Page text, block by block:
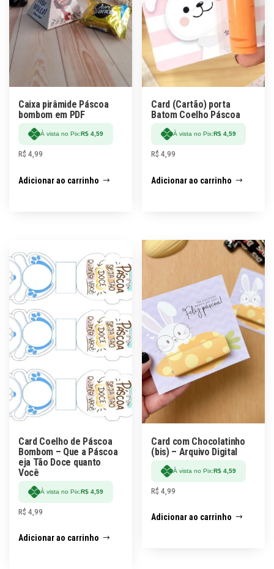
Caixa pirâmide Páscoa
bombom em PDF
À vista no Pix:R$ 4,59
R$ 4,99
Adicionar ao carrinho
Card (Cartão) porta
Batom Coelho Páscoa
À vista no Pix:R$ 4,59
R$ 4,99
Adicionar ao carrinho
Card Coelho de Páscoa
Bombom – Que a Páscoa
eja Tão Doce quanto
Você
À vista no Pix:R$ 4,59
R$ 4,99
Adicionar ao carrinho
Card com Chocolatinho
(bis) – Arquivo Digital
À vista no Pix:R$ 4,59
R$ 4,99
Adicionar ao carrinho